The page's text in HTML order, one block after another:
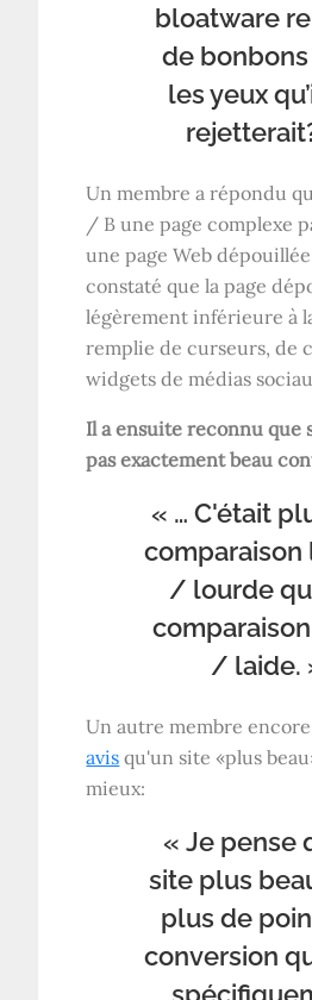
bloatware
de
les yeux
Un membre a répondu
/ B une page complexe
une page Web
constaté que la page
légèrement inférieure à
remplie de curseurs, de
widgets de médias
Il a ensuite reconnu que
pas exactement beau
« … C'était
comparaison
/ lourde
/ laide.
Un autre membre
avis qu'un site «plus
mieux:
« Je pense
site plus
plus de
conversion